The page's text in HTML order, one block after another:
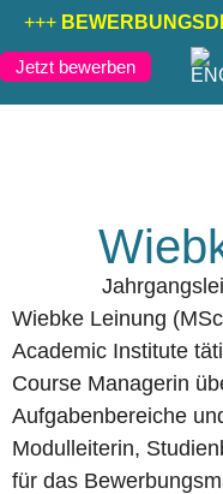
+++
Jetzt bewerben
Wiebke Leinung
Academic Institute
Course Managerin
Aufgabenbereiche
Modulleiterin,
für das